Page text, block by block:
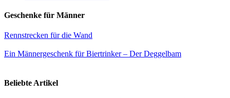
Geschenke für Männer
Rennstrecken für die Wand
Ein Männergeschenk für Biertrinker – Der Deggelbam
Beliebte Artikel